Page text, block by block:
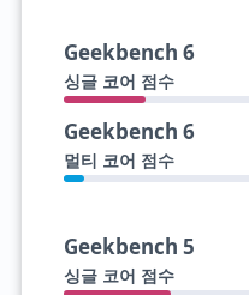
Geekbench 6
싱글 코어 점수
Geekbench 6
멀티 코어 점수
Geekbench 5
싱글 코어 점수